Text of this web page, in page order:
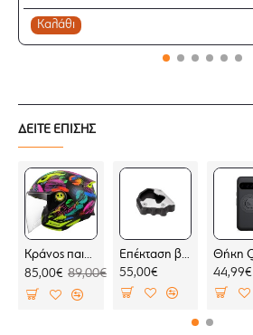
Καλάθι
ΔΕΙΤΕ ΕΠΙΣΗΣ
Κράνος παιδικό LS2 Funny II OF622 Joy
85,00€ 89,00€
Επέκταση βάσης πλαϊνού σταντ SW-Motech Moto Guzzi Stelvio 23-
55,00€
44,99€